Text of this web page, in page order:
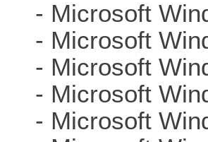
- Microsoft
- Microsoft
- Microsoft
- Microsoft
- Microsoft